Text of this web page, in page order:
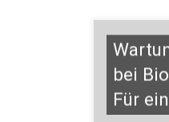
bei
Für